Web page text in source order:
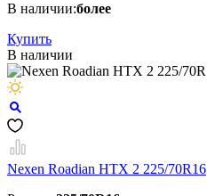
В наличии:более
Купить
В наличии
Nexen Roadian HTX 2 225/70R16